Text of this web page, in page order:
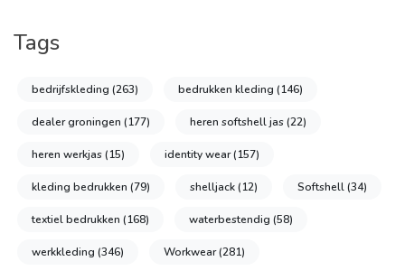
Tags
bedrijfskleding (263) bedrukken kleding (146)
dealer groningen (177) heren softshell jas(22)
heren werkjas(15) identity wear(157)
kleding bedrukken (79) shelljack(12) Softshell(34)
textiel bedrukken (168) waterbestendig (58)
werkkleding (346) Workwear(281)